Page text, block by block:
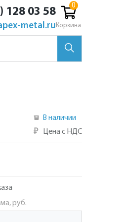
128 03 58
metal.ruКорзина
В наличии
₽
Цена с НДС
руб.